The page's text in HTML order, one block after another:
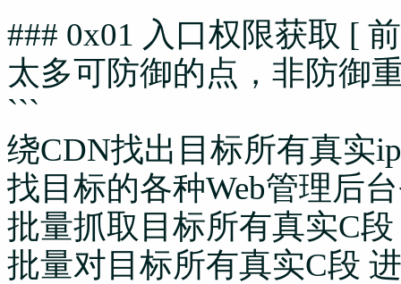
### 0x01 入口权限获取 [
太多可防御的点，非防御
```
绕CDN找出目标所有真实
找目标的各种Web管理后
批量抓取目标所有真实C段
批量对目标所有真实C段